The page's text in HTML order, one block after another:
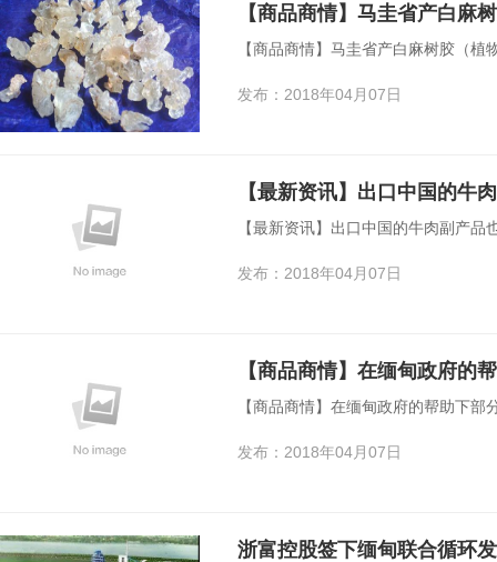
【商品商情】马圭省产白麻
【商品商情】马圭省产白麻树胶（植
发布：2018年04月07日
【最新资讯】出口中国的牛
【最新资讯】出口中国的牛肉副产品
发布：2018年04月07日
【商品商情】在缅甸政府的帮助下
发布：2018年04月07日
浙富控股签下缅甸联合循环